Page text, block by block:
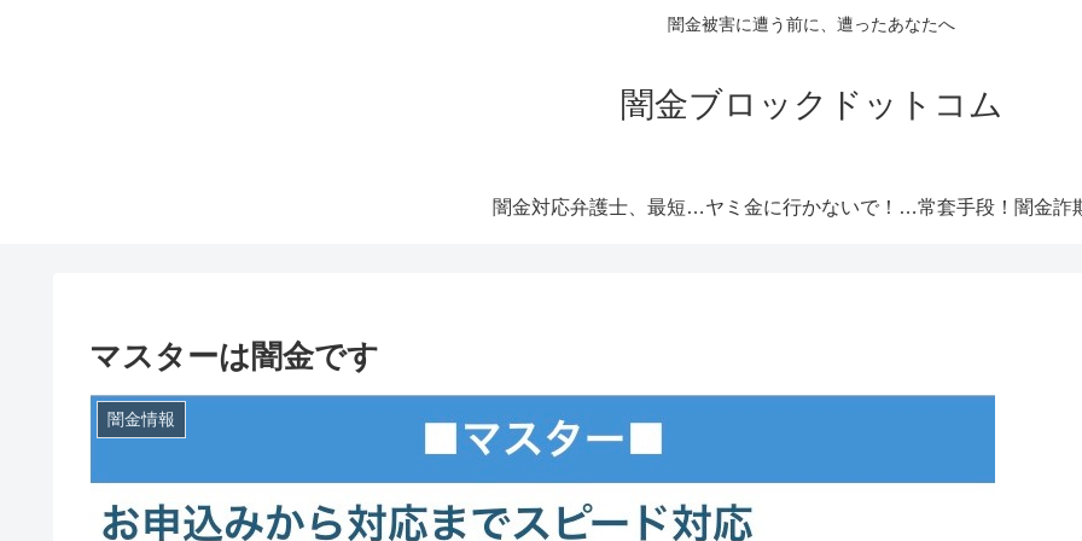
闇金被害に遭う前に、遭ったあなたへ
闇金ブロックドットコム
闇金対応弁護士、最短即日解決！ ヤミ金に行かないで！厳選オススメ消費者金融
マスターは闇金です
闇金情報